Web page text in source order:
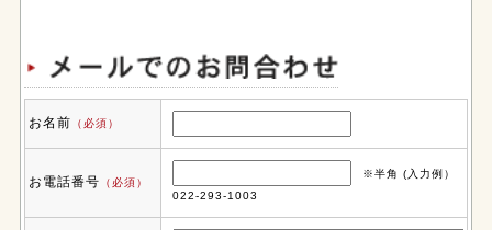
お名前 （必須）
お電話番号 （必須）
※半角 (入力例）
022-293-1003